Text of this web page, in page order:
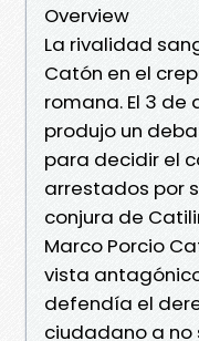
Overview
La rivalidad
Catón en el
romana. El 3 de
produjo un
para decidir el
arrestados por
conjura de
Marco Porcio
vista
defendía el
ciudadano a no